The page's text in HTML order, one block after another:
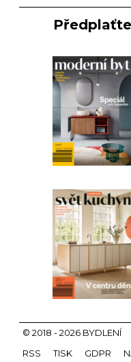
© 2018 - 2026 BYDLENÍ
RSS
TISK GDPR